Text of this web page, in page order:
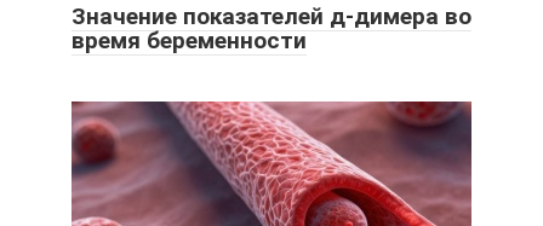
Значение показателей д-димера во
время беременности